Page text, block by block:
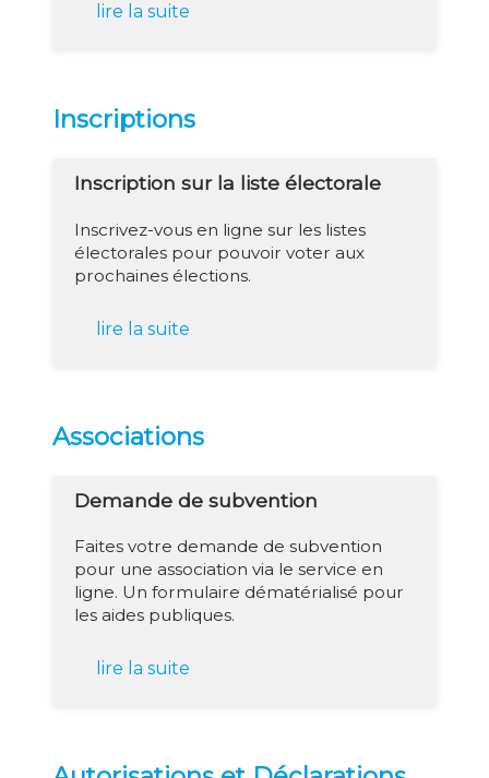
lire la suite
Inscriptions
Inscription sur la liste électorale
Inscrivez-vous en ligne sur les listes
électorales pour pouvoir voter aux
prochaines élections.
lire la suite
Associations
Demande de subvention
Faites votre demande de subvention
pour une association via le service en
ligne. Un formulaire dématérialisé pour
les aides publiques.
lire la suite